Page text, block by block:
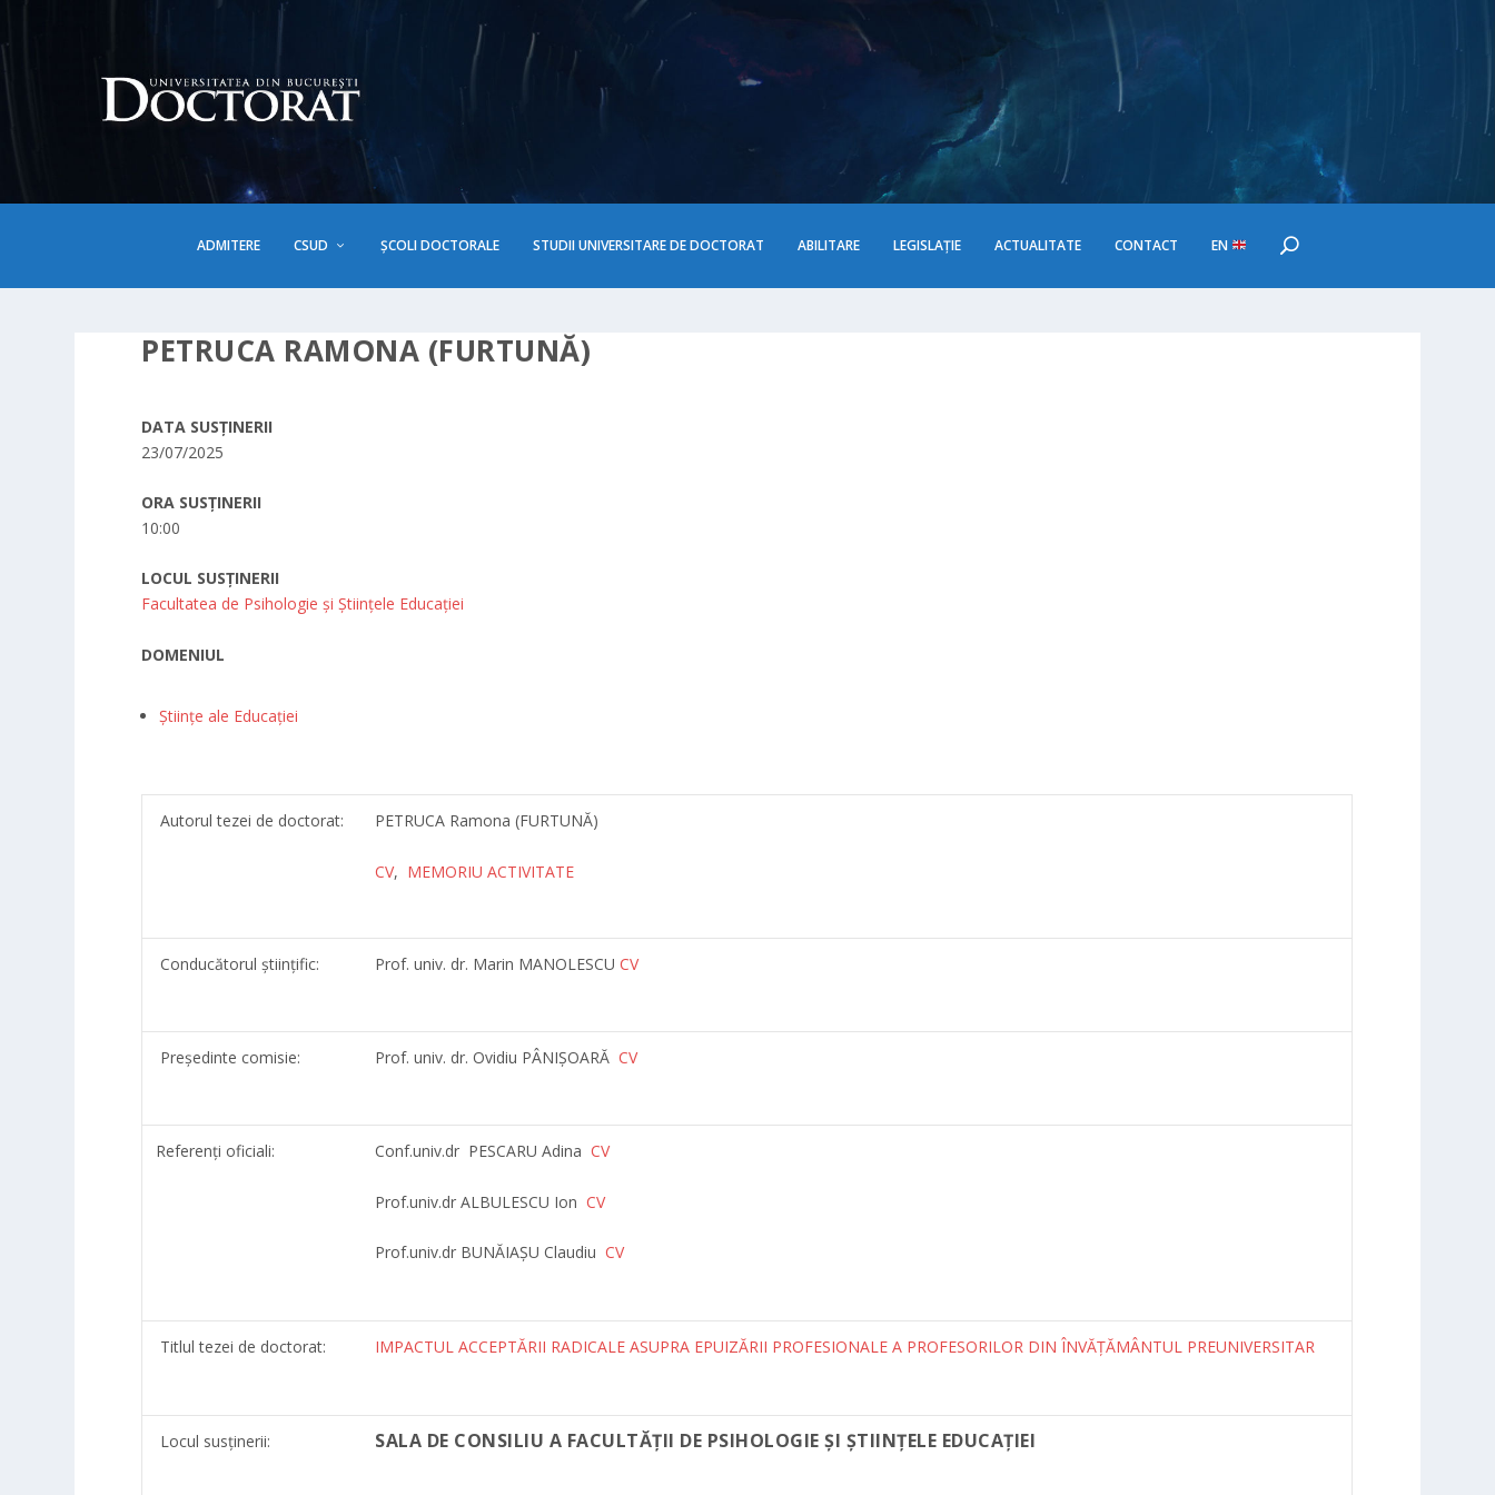
ADMITERE CSUD ȘCOLI DOCTORALE STUDII UNIVERSITARE DE DOCTORAT ABILITARE LEGISLAȚIE ACTUALITATE CONTACT EN
PETRUCA RAMONA (FURTUNĂ)
DATA SUSȚINERII
23/07/2025
ORA SUSȚINERII
10:00
LOCUL SUSȚINERII
Facultatea de Psihologie și Științele Educației
DOMENIUL
Științe ale Educației
Autorul tezei de doctorat: PETRUCA Ramona (FURTUNĂ)
CV, MEMORIU ACTIVITATE
Conducătorul științific: Prof. univ. dr. Marin MANOLESCUCV
Președinte comisie: Prof. univ. dr. Ovidiu PÂNIȘOARĂCV
Referenți oficiali: Conf.univ.dr PESCARU AdinaCV
Prof.univ.dr ALBULESCU IonCV
Prof.univ.dr BUNĂIAȘU ClaudiuCV
Titlul tezei de doctorat: IMPACTUL ACCEPTĂRII RADICALE ASUPRA EPUIZĂRII PROFESIONALE A PROFESORILOR DIN ÎNVĂȚĂMÂNTUL PREUNIVERSITAR
Locul susținerii: SALA DE CONSILIU A FACULTĂŢII DE PSIHOLOGIE ŞI ŞTIINŢELE EDUCAŢIEI